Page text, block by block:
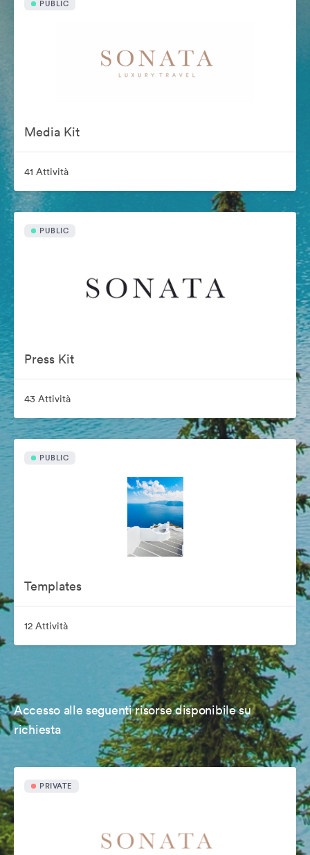
PUBLIC
Media Kit
41 Attività
PUBLIC
Press Kit
43 Attività
PUBLIC
Templates
12 Attività
Accesso alle seguenti risorse disponibile su
richiesta
PRIVATE